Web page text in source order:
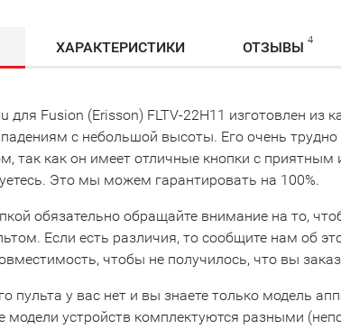
ХАРАКТЕРИСТИКИ ОТЗЫВЫ 4
для Fusion (Erisson) FLTV-22H11 изготовлен из
с небольшой высоты. Его очень
так как он имеет отличные кнопки с
Это мы можем гарантировать на 100%.
обязательно обращайте внимание на то,
Если есть различия, то сообщите нам об
чтобы не получилось, что вы
пульта у вас нет и вы знаете только модель
модели устройств комплектуются разными